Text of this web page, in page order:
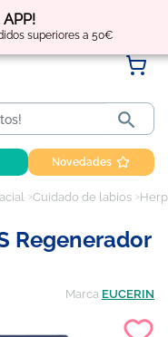
superiores a 50€
por tus compras

Novedades
Cuidado de labios
Regenerador
Marca EUCERIN